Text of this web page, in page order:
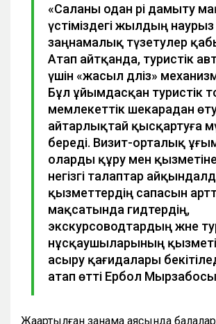
«Саланы одан әрі дамыту
үстіміздегі жылдың
заңнамалық түзетулер
Атап айтқанда, туристік
үшін «жасыл дәліз»
Бұл ұйымдасқан туристік
мемлекеттік шекарадан
айтарлықтай қысқартуға
береді. Визит-орталық
оларды құру мен
негізгі талаптар
қызметтердің сапасын
мақсатында гидтердің,
экскурсоводтардың және
нұсқаушыларының
асыру қағидалары
атап өтті Ербол
Жаңартылған заңнама аясында